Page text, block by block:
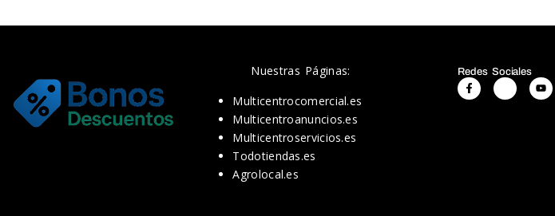
Nuestras Páginas:
Multicentrocomercial.es
Multicentroanuncios.es
Multicentroservicios.es
Todotiendas.es
Agrolocal.es
Redes Sociales